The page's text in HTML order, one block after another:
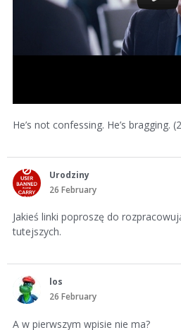
He’s not confessing. He’s bragging.
Urodziny
26 February
Jakieś linki poproszę do
tutejszych.
los
26 February
A w pierwszym wpisie nie ma?